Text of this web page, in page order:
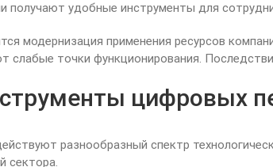
получают удобные инструменты для
модернизация применения ресурсов
слабые точки функционирования.
цифровых
разнообразный спектр
сектора.